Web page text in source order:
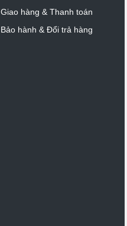
Giao hàng & Thanh toán
Bảo hành & Đổi trả hàng